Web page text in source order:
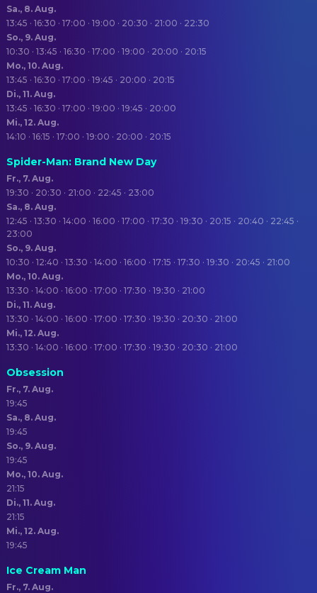
Sa., 8. Aug.
13:45 · 16:30 · 17:00 · 19:00 · 20:30 · 21:00 · 22:30
So., 9. Aug.
10:30 · 13:45 · 16:30 · 17:00 · 19:00 · 20:00 · 20:15
Mo., 10. Aug.
13:45 · 16:30 · 17:00 · 19:45 · 20:00 · 20:15
Di., 11. Aug.
13:45 · 16:30 · 17:00 · 19:00 · 19:45 · 20:00
Mi., 12. Aug.
14:10 · 16:15 · 17:00 · 19:00 · 20:00 · 20:15
Spider-Man: Brand New Day
Fr., 7. Aug.
19:30 · 20:30 · 21:00 · 22:45 · 23:00
Sa., 8. Aug.
12:45 · 13:30 · 14:00 · 16:00 · 17:00 · 17:30 · 19:30 · 20:15 · 20:40 · 22:45 ·
23:00
So., 9. Aug.
10:30 · 12:40 · 13:30 · 14:00 · 16:00 · 17:15 · 17:30 · 19:30 · 20:45 · 21:00
Mo., 10. Aug.
13:30 · 14:00 · 16:00 · 17:00 · 17:30 · 19:30 · 21:00
Di., 11. Aug.
13:30 · 14:00 · 16:00 · 17:00 · 17:30 · 19:30 · 20:30 · 21:00
Mi., 12. Aug.
13:30 · 14:00 · 16:00 · 17:00 · 17:30 · 19:30 · 20:30 · 21:00
Obsession
Fr., 7. Aug.
19:45
Sa., 8. Aug.
19:45
So., 9. Aug.
19:45
Mo., 10. Aug.
21:15
Di., 11. Aug.
21:15
Mi., 12. Aug.
19:45
Ice Cream Man
Fr., 7. Aug.